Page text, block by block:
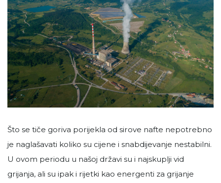
Što se tiče goriva porijekla od sirove nafte nepotrebno
je naglašavati koliko su cijene i snabdijevanje nestabilni.
U ovom periodu u našoj državi su i najskuplji vid
grijanja, ali su ipak i rijetki kao energenti za grijanje